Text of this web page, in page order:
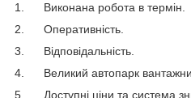
1. Виконана робота в термін.
2. Оперативність.
3. Відповідальність.
4. Великий автопарк
5. Доступні ціни та система